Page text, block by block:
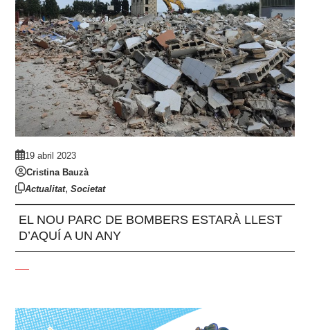
19 abril 2023
Cristina Bauzà
Actualitat,Societat
EL NOU PARC DE BOMBERS ESTARÀ LLEST
D’AQUÍ A UN ANY